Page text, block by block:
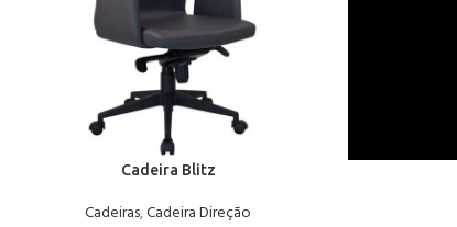
Cadeira Blitz
Cadeiras,Cadeira Direção